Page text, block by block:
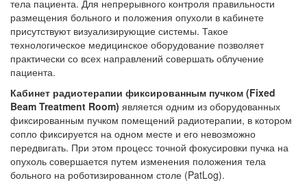
тела пациента. Для непрерывного контроля правильности
размещения больного и положения опухоли в кабинете
присутствуют визуализирующие системы. Такое
технологическое медицинское оборудование позволяет
практически со всех направлений совершать облучение
пациента.
Кабинет радиотерапии фиксированным пучком (Fixed
Beam Treatment Room) является одним из оборудованных
фиксированным пучком помещений радиотерапии, в котором
сопло фиксируется на одном месте и его невозможно
передвигать. При этом процесс точной фокусировки пучка на
опухоль совершается путем изменения положения тела
больного на роботизированном столе (PatLog).